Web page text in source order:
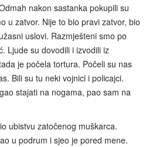
nakon sastanka pokupili su
u zatvor. Nije to bio pravi zatvor, bio
uslovi. Razmješteni smo po
Ljude su dovodili i izvodili iz
je počela tortura. Počeli su nas
Bili su tu neki vojnici i policajci.
stajati na nogama, pao sam na
ubistvu zatočenog muškarca.
u podrum i sjeo je pored mene.